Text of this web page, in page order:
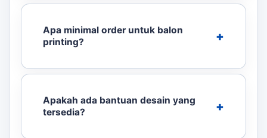
Apa minimal order untuk balon
printing?
Apakah ada bantuan desain yang
tersedia?